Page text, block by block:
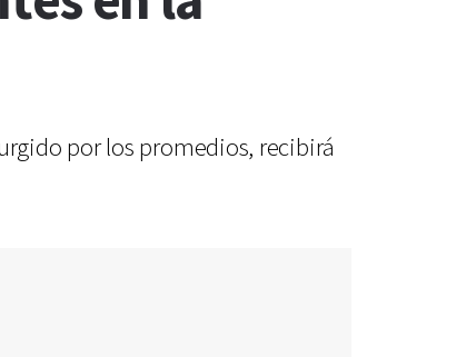
por los promedios, recibirá